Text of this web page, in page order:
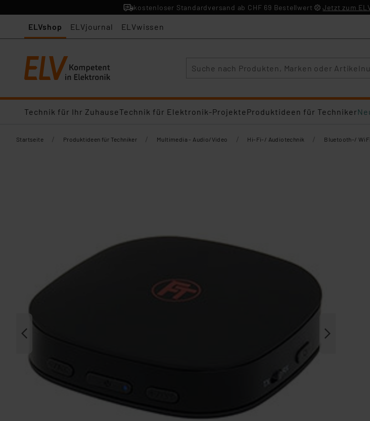
kostenloser Standardversand ab CHF 69 Bestellwert Jetzt zum
ELVshop ELVjournal ELVwissen
Technik für Ihr ZuhauseTechnik für Elektronik-ProjekteProduktideen für Techniker
Startseite / Produktideen für Techniker / Multimedia - Audio/Video / Hi-Fi-/ Audiotechnik / Bluetooth-/